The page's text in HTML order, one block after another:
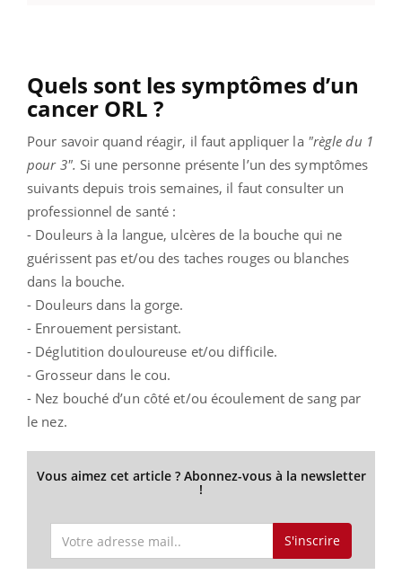
Quels sont les symptômes d’un
cancer ORL ?
Pour savoir quand réagir, il faut appliquer la "règle du 1
pour 3". Si une personne présente l’un des symptômes
suivants depuis trois semaines, il faut consulter un
professionnel de santé :
- Douleurs à la langue, ulcères de la bouche qui ne
guérissent pas et/ou des taches rouges ou blanches
dans la bouche.
- Douleurs dans la gorge.
- Enrouement persistant.
- Déglutition douloureuse et/ou difficile.
- Grosseur dans le cou.
- Nez bouché d’un côté et/ou écoulement de sang par
le nez.
Vous aimez cet article ? Abonnez-vous à la newsletter
!
S'inscrire